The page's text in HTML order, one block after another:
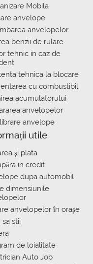
Mobila
anvelope
anvelopelor
benzii de rulare
tehnic in caz de
tehnica la blocare
cu combustibil
acumulatorului
anvelopelor
anvelope
utile
şi plata
in credit
dupa automobil
dimensiunile
anvelopelor în orașe
sa stii
de loialitate
Auto Job